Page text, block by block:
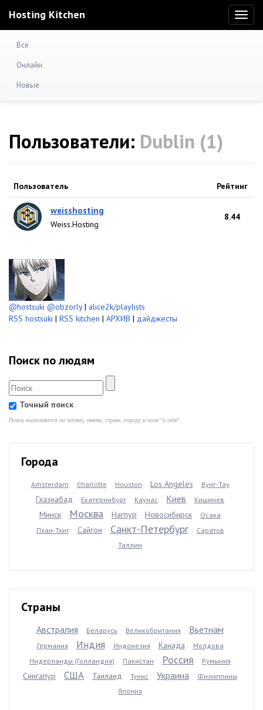
Hosting Kitchen
Все
Онлайн
Новые
Пользователи: Dublin (1)
Пользователь Рейтинг
weisshosting
Weiss.Hosting
8.44
@hostsuki @obzorly| alice2k/playlists
RSS hostsuki | RSS kitchen | АРХИВ | дайджесты
Поиск по людям
Точный поиск
Поиск выполняется по логину, имени, стране, городу и поле "о себе".
Города
Amsterdam Charlotte Houston Los Angeles Вунг-Тау
Гхазиабад Екатеринбург Каунас Киев Кишинев
Минск Москва Нагпур Новосибирск
Осака
Пхан-Тхит
Сайгон Санкт-Петербург
Саратов
Таллин
Страны
Австралия Беларусь Великобритания Вьетнам
Германия Индия Индонезия Канада
Молдова
Нидерланды (Голландия)
Пакистан Россия Румыния
Сингапур США Таиланд Тунис Украина
Филиппины
Япония